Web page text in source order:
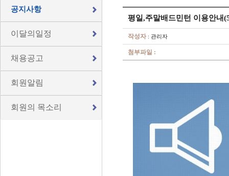
공지사항
이달의일정
채용공고
회원알림
회원의 목소리
평일,주말배드민턴 이용안내
작성자 : 관리자
첨부파일 :